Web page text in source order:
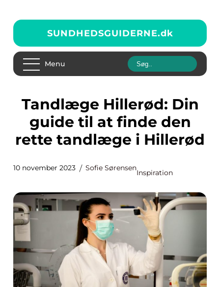
SUNDHEDSGUIDERNE.dk
Menu
Tandlæge Hillerød: Din
guide til at finde den
rette tandlæge i Hillerød
10 november 2023 Sofie Sørensen
Inspiration